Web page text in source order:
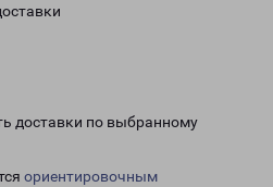
доставки по выбранному
ориентировочным